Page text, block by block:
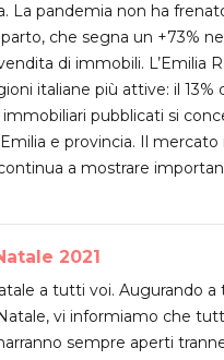
La pandemia non ha
che segna un +73%
di immobili. L’Emilia
italiane più attive: il 13%
pubblicati si
e provincia. Il
a mostrare
2021
a tutti voi. Augurando a
vi informiamo che
sempre aperti